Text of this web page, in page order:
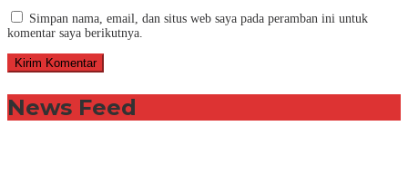
Simpan nama, email, dan situs web saya pada peramban ini untuk
komentar saya berikutnya.
News Feed